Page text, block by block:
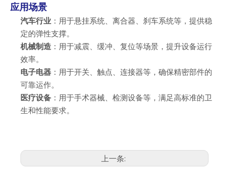
应用场景
汽车行业 ：用于悬挂系统、离合器、刹车系统等，提供稳
定的弹性支撑。
机械制造 ：用于减震、缓冲、复位等场景，提升设备运行
效率。
电子电器 ：用于开关、触点、连接器等，确保精密部件的
可靠运作。
医疗设备 ：用于手术器械、检测设备等，满足高标准的卫
生和性能要求。
上一条: